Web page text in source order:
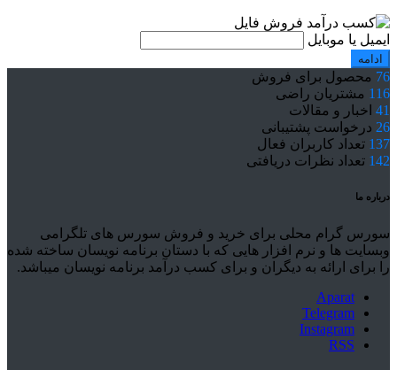
ایمیل یا موبایل
ادامه
76 محصول برای فروش
116 مشتریان راضی
41 اخبار و مقالات
26 درخواست پشتیبانی
137 تعداد کاربران فعال
142 تعداد نظرات دریافتی
درباره ما
سورس گرام محلی برای خرید و فروش سورس های تلگرامی
وبسایت ها و نرم افزار هایی که با دستان برنامه نویسان ساخته شده
را برای ارائه به دیگران و برای کسب درآمد برنامه نویسان میباشد.
Aparat
Telegram
Instagram
RSS